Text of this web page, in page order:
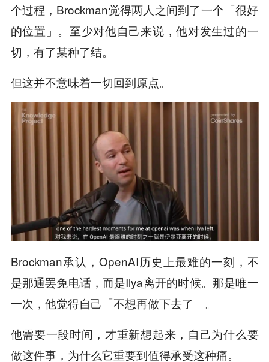
个过程，Brockman觉得两人之间到了一个「很好
的位置」。至少对他自己来说，他对发生过的一
切，有了某种了结。
但这并不意味着一切回到原点。
Brockman承认，OpenAI历史上最难的一刻，不
是那通罢免电话，而是Ilya离开的时候。那是唯一
一次，他觉得自己「不想再做下去了」。
他需要一段时间，才重新想起来，自己为什么要
做这件事，为什么它重要到值得承受这种痛。